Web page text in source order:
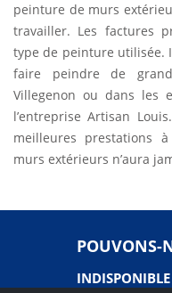
peinture de murs
travailler. Les factures
type de peinture utilisée.
faire peindre de
Villegenon ou dans les
l’entreprise Artisan
meilleures prestations
murs extérieurs n’aura
POUVONS-
INDISPONIBLE